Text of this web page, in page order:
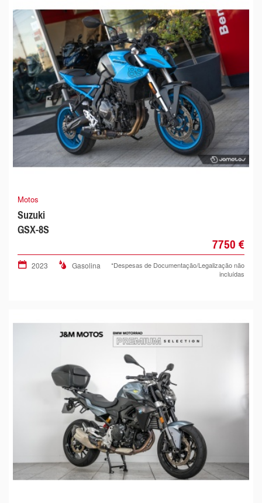
Motos
Suzuki
GSX-8S
7750 €
2023 Gasolina
*Despesas de Documentação/Legalização não
incluídas